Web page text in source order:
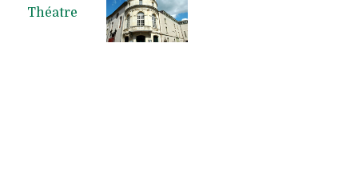
Théatre